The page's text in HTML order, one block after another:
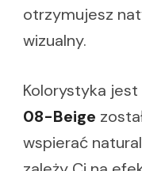
otrzymujesz
wizualny.
Kolorystyka
08-Beige
wspierać